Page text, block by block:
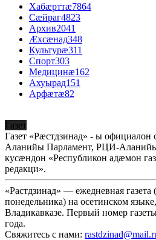
Хабæрттæ7864
Сæйраг4823
Архив2041
Æхсæнад348
Культурæ311
Спорт303
Медицинæ162
Ахуырад151
Арфæтæ82
Газет
Газет «Рæстдзинад» - ы официалон
Аланийы Парламент, РЦИ-Аланийы
кусæндон «Республикон адæмон
редакци».
«Растдзинад» — ежедневная газета
понедельника) на осетинском
Владикавказе. Первый номер
года.
Свяжитесь с нами: